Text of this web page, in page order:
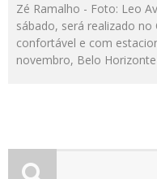
Zé Ramalho - Foto: Leo
sábado, será realizado
confortável e com
novembro, Belo